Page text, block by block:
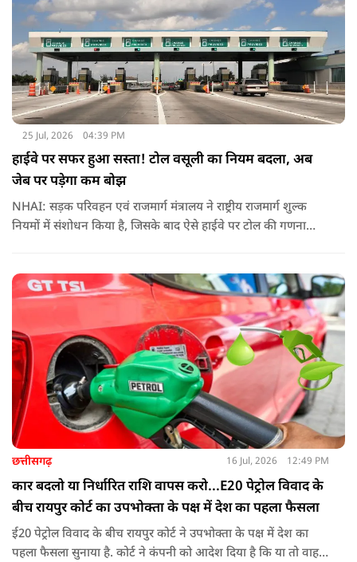
25 Jul, 2026 04:39 PM
हाईवे पर सफर हुआ सस्ता! टोल वसूली का नियम बदला, अब
जेब पर पड़ेगा कम बोझ
NHAI: सड़क परिवहन एवं राजमार्ग मंत्रालय ने राष्ट्रीय राजमार्ग शुल्क
नियमों में संशोधन किया है, जिसके बाद ऐसे हाईवे पर टोल की गणना
छत्तीसगढ़ 16 Jul, 2026 12:49 PM
कार बदलो या निर्धारित राशि वापस करो...E20 पेट्रोल विवाद के
बीच रायपुर कोर्ट का उपभोक्ता के पक्ष में देश का पहला फैसला
ई20 पेट्रोल विवाद के बीच रायपुर कोर्ट ने उपभोक्ता के पक्ष में देश का
पहला फैसला सुनाया है. कोर्ट ने कंपनी को आदेश दिया है कि या तो वाहन